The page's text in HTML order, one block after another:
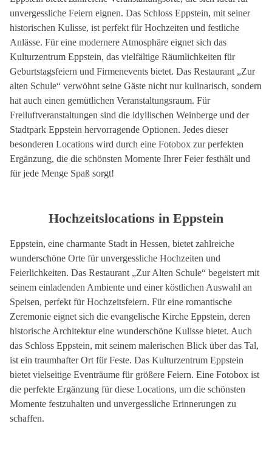
unvergessliche Feiern eignen. Das Schloss Eppstein, mit seiner
historischen Kulisse, ist perfekt für Hochzeiten und festliche
Anlässe. Für eine modernere Atmosphäre eignet sich das
Kulturzentrum Eppstein, das vielfältige Räumlichkeiten für
Geburtstagsfeiern und Firmenevents bietet. Das Restaurant „Zur
alten Schule“ verwöhnt seine Gäste nicht nur kulinarisch, sondern
hat auch einen gemütlichen Veranstaltungsraum. Für
Freiluftveranstaltungen sind die idyllischen Weinberge und der
Stadtpark Eppstein hervorragende Optionen. Jedes dieser
besonderen Locations wird durch eine Fotobox zur perfekten
Ergänzung, die die schönsten Momente Ihrer Feier festhält und
für jede Menge Spaß sorgt!
Hochzeitslocations in Eppstein
Eppstein, eine charmante Stadt in Hessen, bietet zahlreiche
wunderschöne Orte für unvergessliche Hochzeiten und
Feierlichkeiten. Das Restaurant „Zur Alten Schule“ begeistert mit
seinem einladenden Ambiente und einer köstlichen Auswahl an
Speisen, perfekt für Hochzeitsfeiern. Für eine romantische
Zeremonie eignet sich die evangelische Kirche Eppstein, deren
historische Architektur eine wunderschöne Kulisse bietet. Auch
das Schloss Eppstein, mit seinem malerischen Blick über das Tal,
ist ein traumhafter Ort für Feste. Das Kulturzentrum Eppstein
bietet vielseitige Eventräume für größere Feiern. Eine Fotobox ist
die perfekte Ergänzung für diese Locations, um die schönsten
Momente festzuhalten und unvergessliche Erinnerungen zu
schaffen.